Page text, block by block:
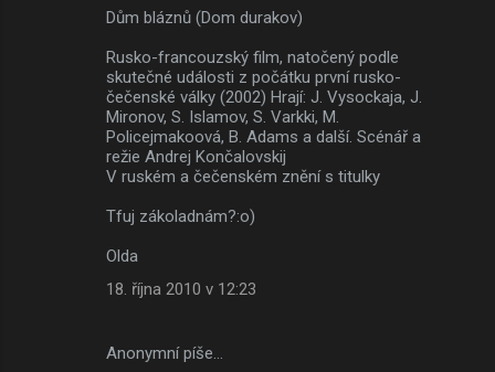
Dům bláznů (Dom durakov)
Rusko-francouzský film, natočený podle
skutečné události z počátku první rusko-
čečenské války (2002) Hrají: J. Vysockaja, J.
Mironov, S. Islamov, S. Varkki, M.
Policejmakoová, B. Adams a další. Scénář a
režie Andrej Končalovskij
V ruském a čečenském znění s titulky
Tfuj zákoladnám?:o)
Olda
18. října 2010 v 12:23
Anonymní píše…